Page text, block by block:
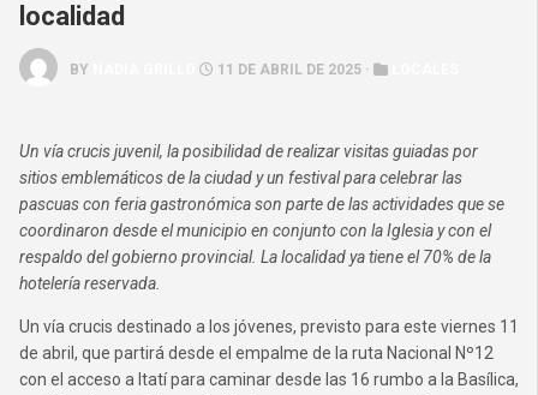
localidad
BY 11 DE ABRIL DE 2025 ·
Un vía crucis juvenil, la posibilidad de realizar visitas guiadas por
sitios emblemáticos de la ciudad y un festival para celebrar las
pascuas con feria gastronómica son parte de las actividades que se
coordinaron desde el municipio en conjunto con la Iglesia y con el
respaldo del gobierno provincial. La localidad ya tiene el 70% de la
hotelería reservada.
Un vía crucis destinado a los jóvenes, previsto para este viernes 11
de abril, que partirá desde el empalme de la ruta Nacional Nº12
con el acceso a Itatí para caminar desde las 16 rumbo a la Basílica,